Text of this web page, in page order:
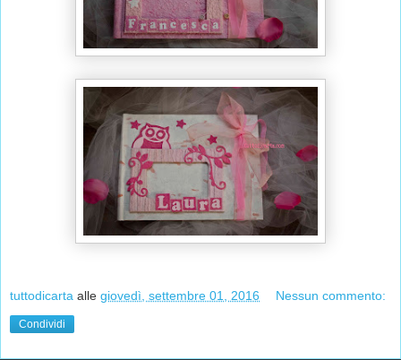
tuttodicarta alle giovedì, settembre 01, 2016 Nessun commento:
Condividi